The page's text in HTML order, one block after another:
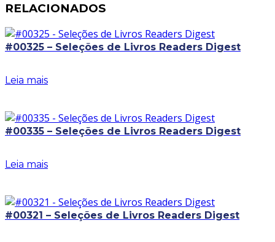
RELACIONADOS
#00325 – Seleções de Livros Readers Digest
Leia mais
#00335 – Seleções de Livros Readers Digest
Leia mais
#00321 – Seleções de Livros Readers Digest